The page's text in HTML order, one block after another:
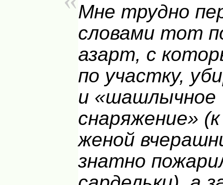
Мне трудно
словами тот
азарт, с
по участку,
и «шашлычное
снаряжение»
женой
знатно